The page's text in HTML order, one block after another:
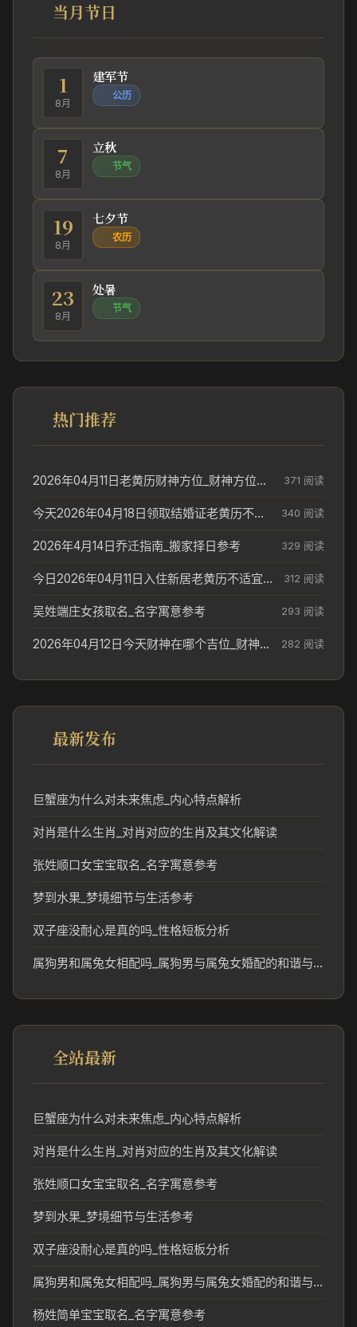
当月节日
1
8月
建军节
公历
7
8月
立秋
节气
19
8月
七夕节
农历
23
8月
处暑
节气
热门推荐
2026年04月11日老黄历财神方位_财神方位与供奉讲究 371 阅读
今天2026年04月18日领取结婚证老黄历不适合吗_领证日期参考 340 阅读
2026年4月14日乔迁指南_搬家择日参考 329 阅读
今日2026年04月11日入住新居老黄历不适宜吗_搬家择日参考 312 阅读
吴姓端庄女孩取名_名字寓意参考 293 阅读
2026年04月12日今天财神在哪个吉位_财神方位参考 282 阅读
最新发布
巨蟹座为什么对未来焦虑_内心特点解析
对肖是什么生肖_对肖对应的生肖及其文化解读
张姓顺口女宝宝取名_名字寓意参考
梦到水果_梦境细节与生活参考
双子座没耐心是真的吗_性格短板分析
属狗男和属兔女相配吗_属狗男与属兔女婚配的和谐与挑战分析
全站最新
巨蟹座为什么对未来焦虑_内心特点解析
对肖是什么生肖_对肖对应的生肖及其文化解读
张姓顺口女宝宝取名_名字寓意参考
梦到水果_梦境细节与生活参考
双子座没耐心是真的吗_性格短板分析
属狗男和属兔女相配吗_属狗男与属兔女婚配的和谐与挑战分析
杨姓简单宝宝取名_名字寓意参考